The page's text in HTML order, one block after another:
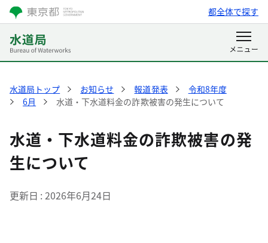
都全体で探す
水道局トップ お知らせ 報道発表
令和8年度
6月
水道・下水道料金の詐欺被害の発生について
水道・下水道料金の詐欺被害の発
生について
更新日 2026年6月24日